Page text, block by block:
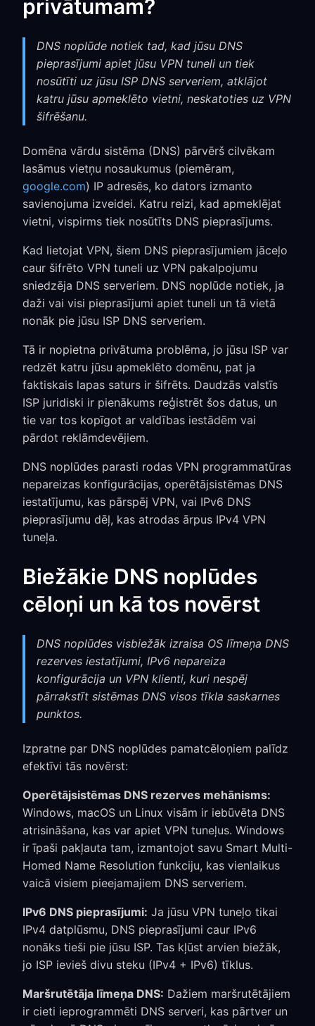
privātumam?
DNS noplūde notiek tad, kad jūsu DNS
pieprasījumi apiet jūsu VPN tuneli un tiek
nosūtīti uz jūsu ISP DNS serveriem, atklājot
katru jūsu apmeklēto vietni, neskatoties uz VPN
šifrēšanu.
Domēna vārdu sistēma (DNS) pārvērš cilvēkam
lasāmus vietņu nosaukumus (piemēram,
google.com) IP adresēs, ko dators izmanto
savienojuma izveidei. Katru reizi, kad apmeklējat
vietni, vispirms tiek nosūtīts DNS pieprasījums.
Kad lietojat VPN, šiem DNS pieprasījumiem jāceļo
caur šifrēto VPN tuneli uz VPN pakalpojumu
sniedzēja DNS serveriem. DNS noplūde notiek, ja
daži vai visi pieprasījumi apiet tuneli un tā vietā
nonāk pie jūsu ISP DNS serveriem.
Tā ir nopietna privātuma problēma, jo jūsu ISP var
redzēt katru jūsu apmeklēto domēnu, pat ja
faktiskais lapas saturs ir šifrēts. Daudzās valstīs
ISP juridiski ir pienākums reģistrēt šos datus, un
tie var tos kopīgot ar valdības iestādēm vai
pārdot reklāmdevējiem.
DNS noplūdes parasti rodas VPN programmatūras
nepareizas konfigurācijas, operētājsistēmas DNS
iestatījumu, kas pārspēj VPN, vai IPv6 DNS
pieprasījumu dēļ, kas atrodas ārpus IPv4 VPN
tuneļa.
Biežākie DNS noplūdes
cēloņi un kā tos novērst
DNS noplūdes visbiežāk izraisa OS līmeņa DNS
rezerves iestatījumi, IPv6 nepareiza
konfigurācija un VPN klienti, kuri nespēj
pārrakstīt sistēmas DNS visos tīkla saskarnes
punktos.
Izpratne par DNS noplūdes pamatcēloņiem palīdz
efektīvi tās novērst:
Operētājsistēmas DNS rezerves mehānisms:
Windows, macOS un Linux visām ir iebūvēta DNS
atrisināšana, kas var apiet VPN tuneļus. Windows
ir īpaši pakļauta tam, izmantojot savu Smart Multi-
Homed Name Resolution funkciju, kas vienlaikus
vaicā visiem pieejamajiem DNS serveriem.
IPv6 DNS pieprasījumi: Ja jūsu VPN tuneļo tikai
IPv4 datplūsmu, DNS pieprasījumi caur IPv6
nonāks tieši pie jūsu ISP. Tas kļūst arvien biežāk,
jo ISP ievieš divu steku (IPv4 + IPv6) tīklus.
Maršrutētāja līmeņa DNS: Dažiem maršrutētājiem
ir cieti ieprogrammēti DNS serveri, kas pārtver un